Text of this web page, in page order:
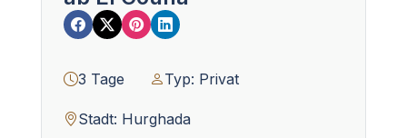
3 Tage Typ: Privat
Stadt: Hurghada